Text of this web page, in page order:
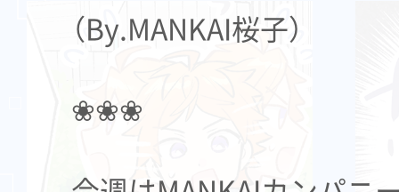
（By.MANKAI桜子）
❀❀❀